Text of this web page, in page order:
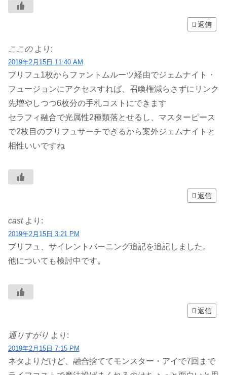
返信
ここの より:
2019年2月15日 11:40 AM
ブリフュ1枚からファントムルーツ経由でジェムナイト・
フュージョンにアクセスすれば、召喚権減らさずにリンク
先増やしつつ6枚分の手札コストにできます
セラフィ融合で光属性2種類落とせるし、マスターピース
で2枚目のブリフュサーチできるから案外ジェムナイトと
相性いいですね
返信
cast より:
2019年2月15日 3:21 PM
ブリフュ、サイレントバーニング追記を追記しました。
他についても検討中です。
返信
通りすがり より:
2019年2月15日 7:15 PM
ネタよりだけど、融合捨ててモンスター・アイで7回まで